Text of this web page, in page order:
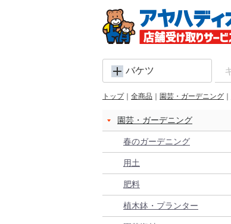
バケツ
トップ 全商品 園芸・ガーデニング
園芸・ガーデニング
春のガーデニング
用土
肥料
植木鉢・プランター